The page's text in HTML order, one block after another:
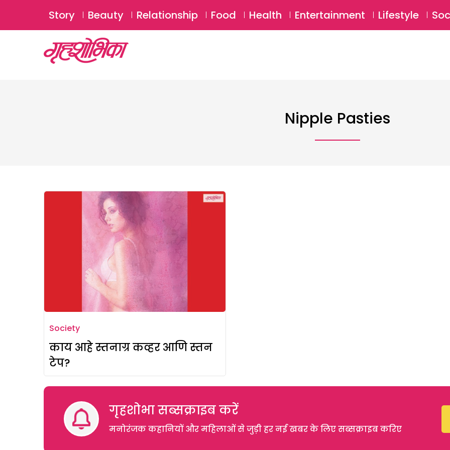
Story Beauty Relationship Food Health Entertainment Lifestyle
Nipple Pasties
Society
काय आहे स्तनाग्र कव्हर आणि स्तन
टेप?
गृहशोभा सब्सक्राइब करें
मनोरंजक कहानियों और महिलाओं से जुड़ी हर नई खबर के लिए सब्सक्राइब करिए